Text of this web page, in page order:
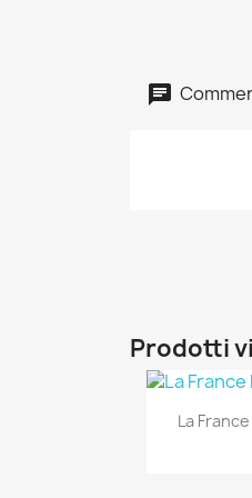
Prodotti

La